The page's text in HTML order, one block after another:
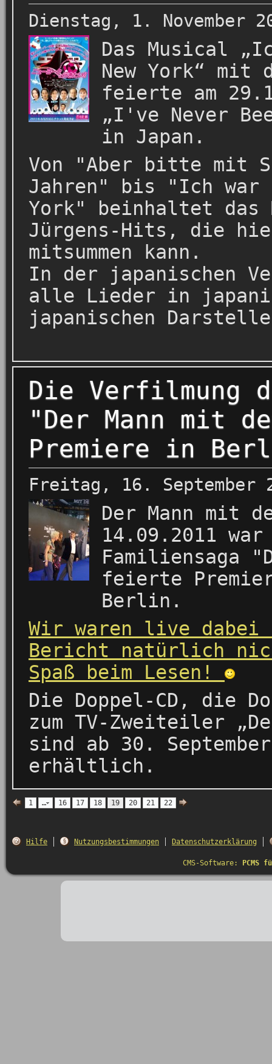
Dienstag, 1. November
Das Musical
New York“ mit
feierte am
„I've Never
in Japan.
Von "Aber bitte mit
Jahren" bis "Ich war
York" beinhaltet das
Jürgens-Hits, die
mitsummen kann.
In der japanischen
alle Lieder in
japanischen
Die Verfilmung
"Der Mann mit
Premiere in
Freitag, 16. September
Der Mann mit
14.09.2011
Familiensaga
feierte
Berlin.
Wir waren live dabei
Bericht natürlich
Spaß beim Lesen!
Die Doppel-CD, die
zum TV-Zweiteiler
sind ab 30.
erhältlich.
1 … 16 17 18 19 20 21 22
Hilfe Nutzungsbestimmungen Datenschutzerklärung
CMS-Software: PCMS